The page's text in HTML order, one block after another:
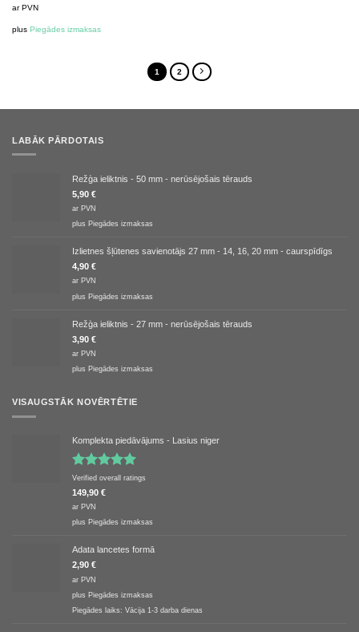
ar PVN
plus Piegādes izmaksas
1 2
LABĀK PĀRDOTAIS
Režģa ieliktnis - 50 mm - nerūsējošais tērauds
5,90 €
ar PVN
plus Piegādes izmaksas
Izlietnes šļūtenes savienotājs 27 mm - 14, 16, 20 mm - caurspīdīgs
4,90 €
ar PVN
plus Piegādes izmaksas
Režģa ieliktnis - 27 mm - nerūsējošais tērauds
3,90 €
ar PVN
plus Piegādes izmaksas
VISAUGSTĀK NOVĒRTĒTIE
Komplekta piedāvājums - Lasius niger
Novērtēts
ar5.00
5
Verified overall ratings
149,90 €
ar PVN
plus Piegādes izmaksas
Adata lancetes formā
2,90 €
ar PVN
plus Piegādes izmaksas
Piegādes laiks: Vācija 1-3 darba dienas